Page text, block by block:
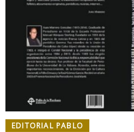
EDITORIAL PABLO